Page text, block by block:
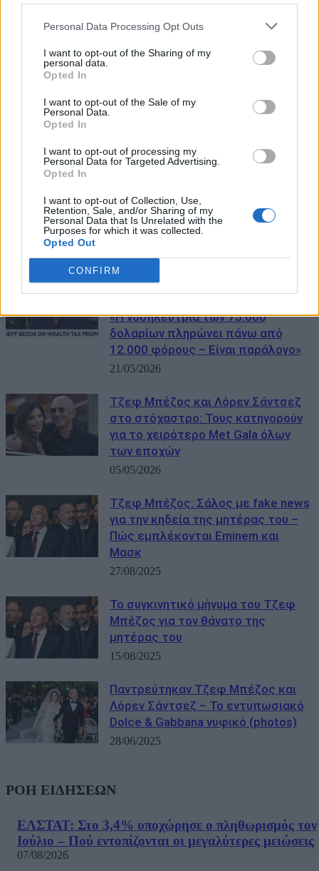
Personal Data Processing Opt Outs
I want to opt-out of the Sharing of my
personal data.
Opted In
I want to opt-out of the Sale of my
Personal Data.
Opted In
I want to opt-out of processing my
Personal Data for Targeted Advertising.
Opted In
I want to opt-out of Collection, Use,
Retention, Sale, and/or Sharing of my
Personal Data that Is Unrelated with the
Purposes for which it was collected.
Opted Out
CONFIRM
ΜΠΟΡΕΙ ΝΑ ΣΑΣ ΕΝΔΙΑΦΕΡΕΙ
Εξερράγη ο πύραυλος New Glenn
της Blue Origin στη Φλόριντα
(video)
Τζεφ Μπέζος κατά της
«Η νοσηλεύτρια των 75.000
δολαρίων πληρώνει πάνω από
12.000 φόρους – Είναι παράλογο»
21/05/2026
Τζεφ Μπέζος και Λόρεν Σάντσεζ
στο στόχαστρο: Τους κατηγορούν
για το χειρότερο Met Gala όλων
των εποχών
05/05/2026
Τζεφ Μπέζος: Σάλος με fake news
για την κηδεία της μητέρας του –
Πώς εμπλέκονται Eminem και
Μασκ
27/08/2025
Το συγκινητικό μήνυμα του Τζεφ
Μπέζος για τον θάνατο της
μητέρας του
15/08/2025
Παντρεύτηκαν Τζεφ Μπέζος και
Λόρεν Σάντσεζ – Το εντυπωσιακό
Dolce & Gabbana νυφικό (photos)
28/06/2025
ΡΟΗ ΕΙΔΗΣΕΩΝ
ΕΛΣΤΑΤ: Στο 3,4% υποχώρησε ο πληθωρισμός τον
Ιούλιο – Πού εντοπίζονται οι μεγαλύτερες μειώσεις
07/08/2026